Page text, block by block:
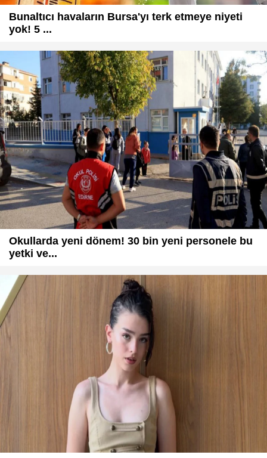
Bunaltıcı havaların Bursa'yı terk etmeye niyeti
yok! 5 ...
Okullarda yeni dönem! 30 bin yeni personele bu
yetki ve...